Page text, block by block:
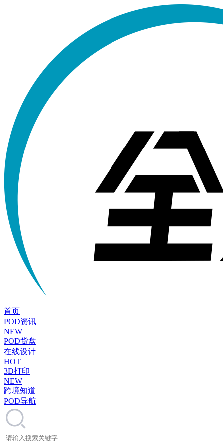
首页
POD资讯
NEW
POD货盘
在线设计
HOT
3D打印
NEW
跨境知道
POD导航